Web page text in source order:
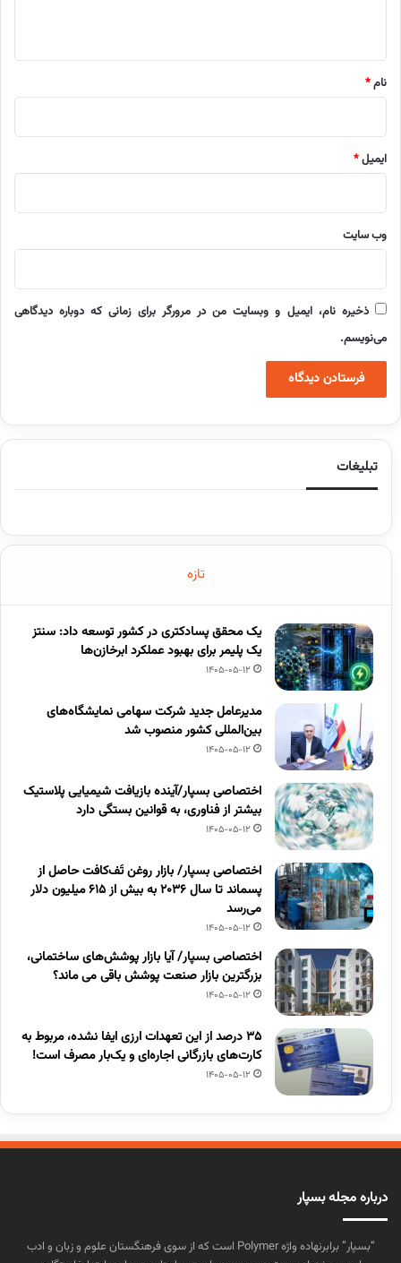
نام*
ایمیل*
وب‌ سایت
ذخیره نام، ایمیل و وبسایت من در مرورگر برای زمانی که دوباره دیدگاهی
می‌نویسم.
تبلیغات
تازه
یک محقق پسادکتری در کشور توسعه داد: سنتز
یک پلیمر برای بهبود عملکرد ابرخازن‌ها
1405-05-12
مدیرعامل جدید شرکت سهامی نمایشگاه‌های
بین‌المللی کشور منصوب شد
1405-05-12
اختصاصی بسپار/آینده بازیافت شیمیایی پلاستیک
بیشتر از فناوری، به قوانین بستگی دارد
1405-05-12
اختصاصی بسپار/ بازار روغن تَف‌کافت حاصل از
پسماند تا سال ۲۰۳۶ به بیش از ۶۱۵ میلیون دلار
می‌رسد
1405-05-12
اختصاصی بسپار/ آیا بازار پوشش‌های ساختمانی،
بزرگترین بازار صنعت پوشش باقی می ماند؟
1405-05-12
۳۵ درصد از این تعهدات ارزی ایفا نشده، مربوط به
کارت‌های بازرگانی اجاره‌ای و یک‌بار مصرف است!
1405-05-12
درباره مجله بسپار
“بسپار” برابرنهاده واژه Polymer است که از سوی فرهنگستان علوم و زبان و ادب